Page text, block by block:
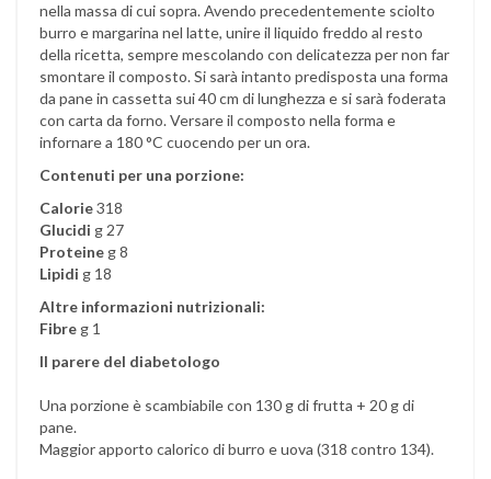
nella massa di cui sopra. Avendo precedentemente sciolto
burro e margarina nel latte, unire il liquido freddo al resto
della ricetta, sempre mescolando con delicatezza per non far
smontare il composto. Si sarà intanto predisposta una forma
da pane in cassetta sui 40 cm di lunghezza e si sarà foderata
con carta da forno. Versare il composto nella forma e
infornare a 180 °C cuocendo per un ora.
Contenuti per una porzione:
Calorie318
Glucidi g 27
Proteine g 8
Lipidi g 18
Altre informazioni nutrizionali:
Fibre g 1
Il parere del diabetologo
Una porzione è scambiabile con 130 g di frutta + 20 g di
pane.
Maggior apporto calorico di burro e uova (318 contro 134).